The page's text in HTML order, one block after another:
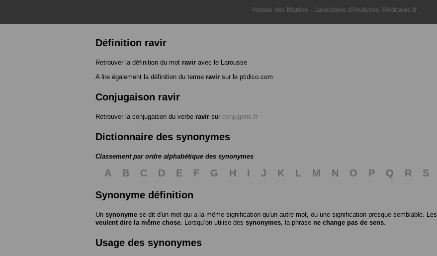
Horaire des Marées - Laboratoire d'Analyses Médicales.fr
Définition ravir
Retrouver la définition du mot ravir avec le Larousse
A lire également la définition du terme ravir sur le ptidico.com
Conjugaison ravir
Retrouver la conjugaison du verbe ravir sur conjugons.fr
Dictionnaire des synonymes
Classement par ordre alphabétique des synonymes
A B C D E F G H I J K L M N O P Q R S
Synonyme définition
Un synonyme se dit d'un mot qui a la même signification qu'un autre mot, ou une signification presque semblable. Les
veulent dire la même chose. Lorsqu’on utilise des synonymes, la phrase ne change pas de sens.
Usage des synonymes